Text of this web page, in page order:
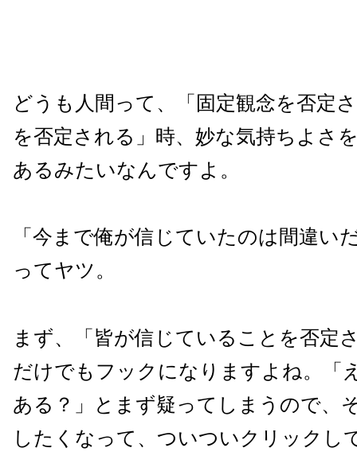
どうも人間って、「固定観念を否定
を否定される」時、妙な気持ちよさ
あるみたいなんですよ。
「今まで俺が信じていたのは間違い
ってヤツ。
まず、「皆が信じていることを否定
だけでもフックになりますよね。「
ある？」とまず疑ってしまうので、
したくなって、ついついクリックし